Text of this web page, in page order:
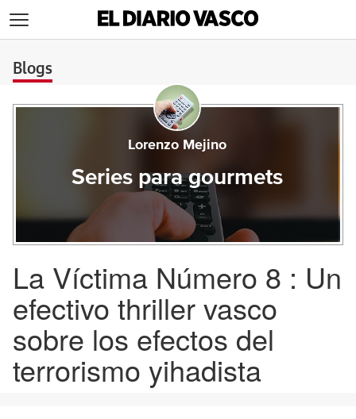
Blogs
Lorenzo Mejino
Series para gourmets
La Víctima Número 8 : Un
efectivo thriller vasco
sobre los efectos del
terrorismo yihadista